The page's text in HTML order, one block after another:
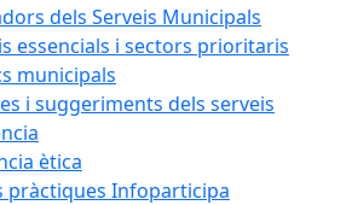
dels Serveis Municipals
essencials i sectors prioritaris
municipals
i suggeriments dels serveis
ètica
pràctiques Infoparticipa